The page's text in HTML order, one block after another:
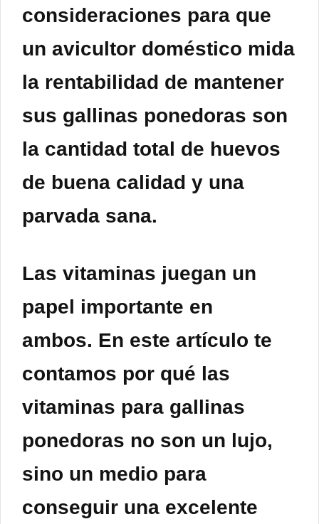
consideraciones para que
un avicultor doméstico mida
la rentabilidad de mantener
sus gallinas ponedoras son
la cantidad total de huevos
de buena calidad y una
parvada sana.
Las vitaminas juegan un
papel importante en
ambos. En este artículo te
contamos por qué las
vitaminas para gallinas
ponedoras no son un lujo,
sino un medio para
conseguir una excelente